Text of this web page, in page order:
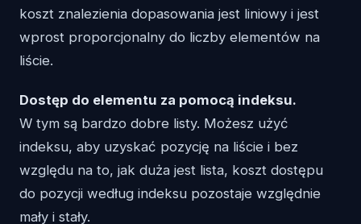
koszt znalezienia dopasowania jest liniowy i jest
wprost proporcjonalny do liczby elementów na
liście.
Dostęp do elementu za pomocą indeksu.
W tym są bardzo dobre listy. Możesz użyć
indeksu, aby uzyskać pozycję na liście i bez
względu na to, jak duża jest lista, koszt dostępu
do pozycji według indeksu pozostaje względnie
mały i stały.